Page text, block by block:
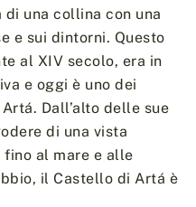
una collina con una
e sui dintorni. Questo
al XIV secolo, era in
e oggi è uno dei
Dall’alto delle sue
di una vista
fino al mare e alle
il Castello di Artá è